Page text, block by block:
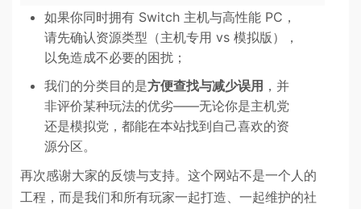
如果你同时拥有 Switch 主机与高性能 PC，
请先确认资源类型（主机专用 vs 模拟版），
以免造成不必要的困扰；
我们的分类目的是方便查找与减少误用 ，并
非评价某种玩法的优劣——无论你是主机党
还是模拟党，都能在本站找到自己喜欢的资
源分区。
再次感谢大家的反馈与支持。这个网站不是一个人的
工程，而是我们和所有玩家一起打造、一起维护的社